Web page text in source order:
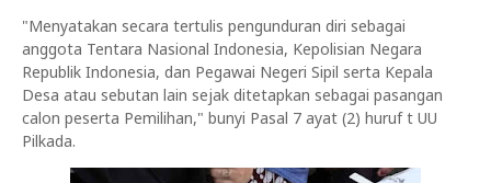
"Menyatakan secara tertulis pengunduran diri sebagai
anggota Tentara Nasional Indonesia, Kepolisian Negara
Republik Indonesia, dan Pegawai Negeri Sipil serta Kepala
Desa atau sebutan lain sejak ditetapkan sebagai pasangan
calon peserta Pemilihan," bunyi Pasal 7 ayat (2) huruf t UU
Pilkada.